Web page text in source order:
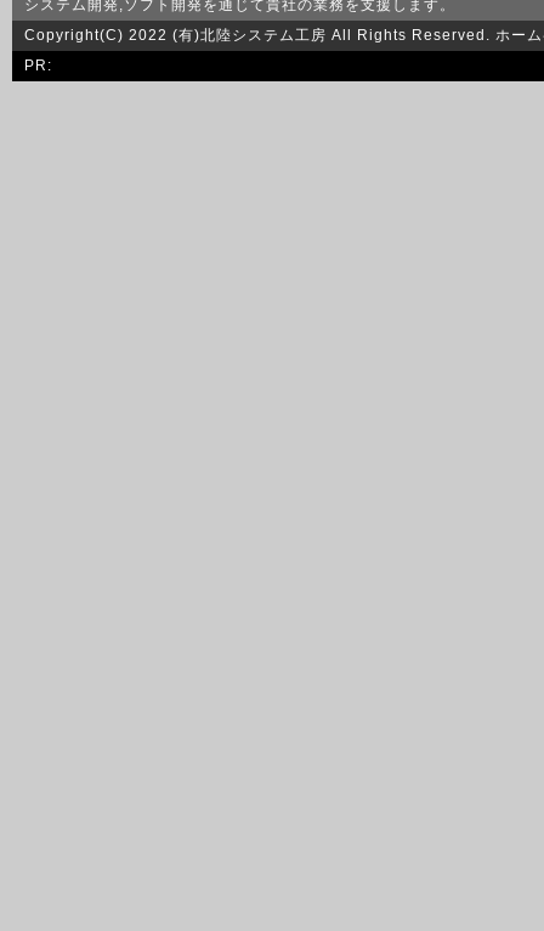
システム開発 ,ソフト開発 を通じて貴社の業務を支援します。
Copyright(C) 2022 (有)北陸システム工房 All Rights Reserved. ホーム
PR: